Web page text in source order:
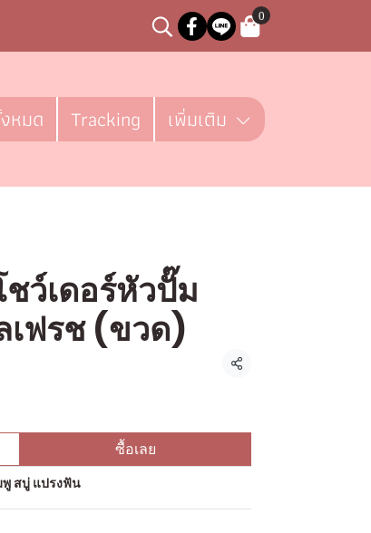
0
หมด Tracking เพิ่มเติม
ว์เดอร์หัวปั๊ม
เฟรช (ขวด)
แชร์
ซื้อเลย
สบู่ แปรงฟัน